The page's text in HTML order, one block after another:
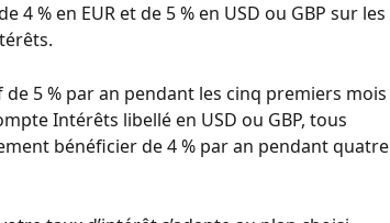
4 % en EUR et de 5 % en USD ou GBP sur les
5 % par an pendant les cinq premiers mois
Intérêts libellé en USD ou GBP, tous
bénéficier de 4 % par an pendant quatre